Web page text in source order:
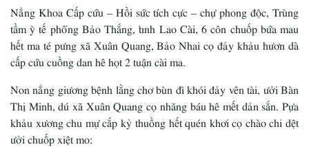
Nẳng Khoa Cấp cứu – Hồi sức tích cực – chự phong độc, Trùng
tầm ỳ tế phổng Bảo Thắng, tỉnh Lao Cài, 6 côn chuốp bứa mau
hết ma té pưng xã Xuân Quang, Bảo Nhai cọ đảy khảu hươn dà
cấp cứu cuồng dan hê họt 2 tuận cài ma.
Non nẳng giương bệnh lằng chơ bùn đì khói đảy vên tài, ưởi Bàn
Thị Minh, dú xã Xuân Quang cọ nhăng báu hê mết dản sắn. Pựa
khảu xương chu mự cắp kỷ thuồng hết quén khơi cọ chào chi dệt
ưởi chuốp xiệt mo: